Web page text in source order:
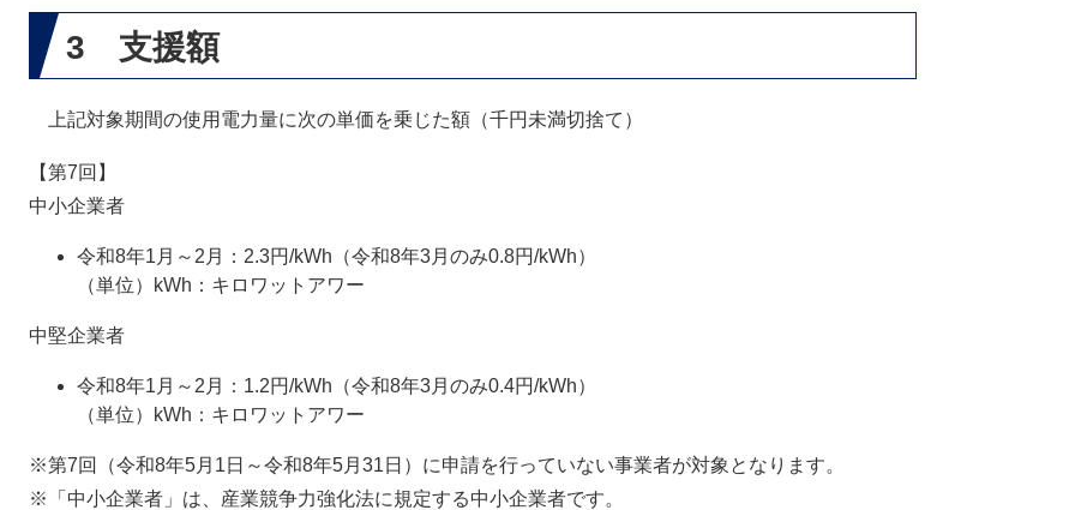
3 支援額
上記対象期間の使用電力量に次の単価を乗じた額（千円未満切捨て）
【第7回】
中小企業者
令和8年1月～2月：2.3円/kWh（令和8年3月のみ0.8円/kWh）
（単位）kWh：キロワットアワー​
中堅企業者
令和8年1月～2月：1.2円/kWh（令和8年3月のみ0.4円/kWh）
（単位）kWh：キロワットアワー​
※第7回（令和8年5月1日～令和8年5月31日）に申請を行っていない事業者が対象となります。
※「中小企業者」は、産業競争力強化法に規定する中小企業者です。